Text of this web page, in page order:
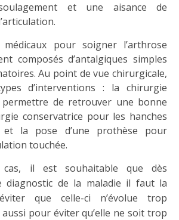
et une aisance de
pour soigner l’arthrose
composés d’antalgiques simples
Au point de vue chirurgicale,
d’interventions : la chirurgie
de retrouver une bonne
conservatrice pour les hanches
la pose d’une prothèse pour
touchée.
il est souhaitable que
dès
diagnostic de la maladie il faut la
que celle-ci n’évolue trop
pour éviter qu’elle ne soit trop